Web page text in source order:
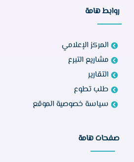
روابط هامة
المركز الإعلامي
مشاريع التبرع
التقارير
طلب تطوع
سياسة خصوصية الموقع
صفحات هامة